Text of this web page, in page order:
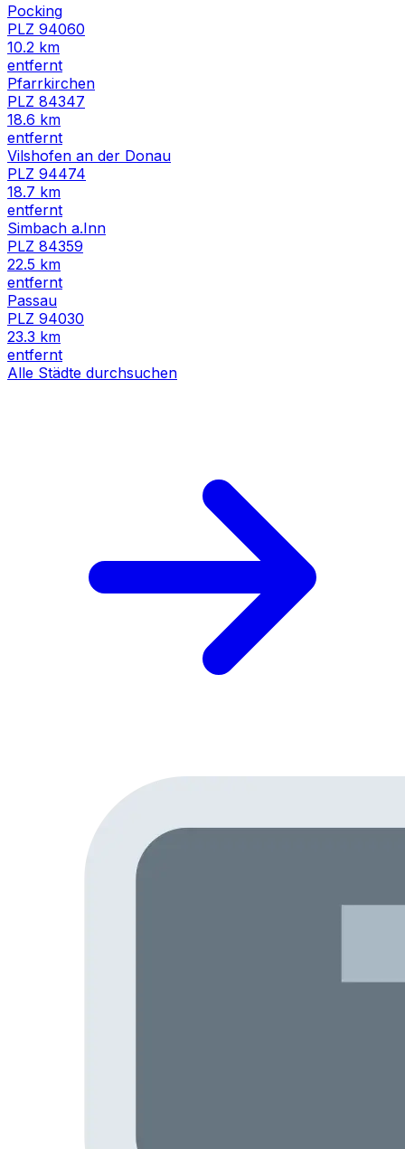
Pocking
PLZ 94060
10.2 km
entfernt
Pfarrkirchen
PLZ 84347
18.6 km
entfernt
Vilshofen an der Donau
PLZ 94474
18.7 km
entfernt
Simbach a.Inn
PLZ 84359
22.5 km
entfernt
Passau
PLZ 94030
23.3 km
entfernt
Alle Städte durchsuchen